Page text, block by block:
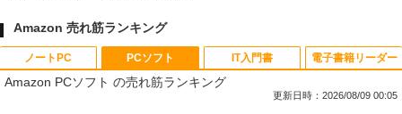
Amazon 売れ筋ランキング
ノートPC PCソフト
Amazon PCソフト の売れ筋ランキング
更新日時：2026/08/09 00:05
IT入門書 電子書籍リーダー